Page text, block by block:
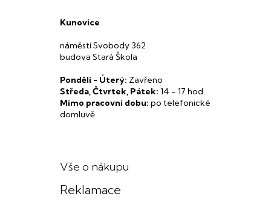
Kunovice
náměstí Svobody 362
budova Stará Škola
Pondělí - Úterý: Zavřeno
Středa, Čtvrtek, Pátek: 14 - 17 hod.
Mimo pracovní dobu: po telefonické
domluvě
Vše o nákupu
Reklamace